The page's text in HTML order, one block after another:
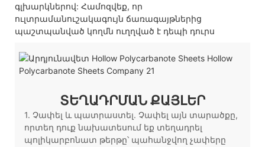
գլխարկներով: Համոզվեք, որ
ուլտրամանուշակագույն ճառագայթներից
պաշտպանված կողմն ուղղված է դեպի դուրս
ՏԵՂԱԴՐՄԱՆ ՔԱՅԼԵՐ
1. Չափել և պատրաստել. Չափել այն տարածքը,
որտեղ դուք նախատեսում եք տեղադրել
պոլիկարբոնատ թերթը՝ պահանջվող չափերը